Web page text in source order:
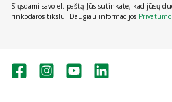
Siųsdami savo el. paštą Jūs sutinkate, kad jūsų
rinkodaros tikslu. Daugiau informacijos